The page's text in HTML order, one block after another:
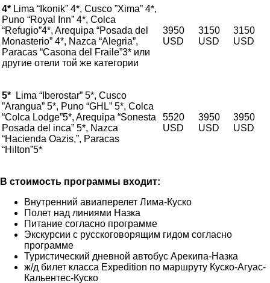
4* Lima “Ikonik” 4*, Cusco ”Xima” 4*,
Puno “Royal Inn” 4*, Colca
“Refugio”4*, Arequipa “Posada del
Monasterio” 4*, Nazca “Alegria”,
Paracas “Casona del Fraile”3* или
другие отели той же категории
3950
USD
3150
USD
3150
USD
5* Lima “Iberostar” 5*, Cusco
”Arangua” 5*, Puno “GHL” 5*, Colca
“Colca Lodge”5*, Arequipa “Sonesta
Posada del inca” 5*, Nazca
“Hacienda Oazis,”, Paracas
“Hilton”5*
5520
USD
3950
USD
3950
USD
В стоимость программы входит:
Внутренний авиаперелет Лима-Куско
Полет над линиями Назка
Питание согласно программе
Экскурсии с русскоговорящим гидом согласно
программе
Туристический дневной автобус Aрекипа-Назка
ж/д билет класса Expedition по маршруту Куско-Агуас-
Кальентес-Куско